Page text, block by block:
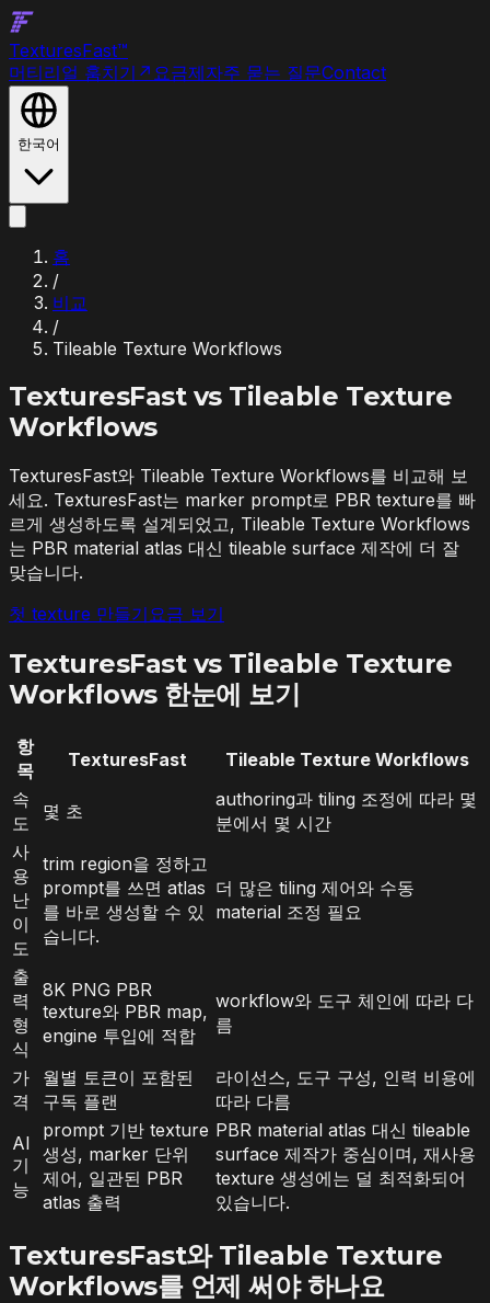
TexturesFast™
머티리얼 훔치기 ↗ 요금제자주 묻는 질문Contact
한국어
홈
/
비교
/
Tileable Texture Workflows
TexturesFast vs Tileable Texture
Workflows
TexturesFast와 Tileable Texture Workflows를 비교해 보
세요. TexturesFast는 marker prompt로 PBR texture를 빠
르게 생성하도록 설계되었고, Tileable Texture Workflows
는 PBR material atlas 대신 tileable surface 제작에 더 잘
맞습니다.
첫 texture 만들기 요금 보기
TexturesFast vs Tileable Texture
Workflows 한눈에 보기
항
목
TexturesFast
Tileable Texture Workflows
속
도
몇 초
authoring과 tiling 조정에 따라 몇
분에서 몇 시간
사
용
난
이
도
trim region을 정하고
prompt를 쓰면 atlas
를 바로 생성할 수 있
습니다.
더 많은 tiling 제어와 수동
material 조정 필요
출
력
형
식
8K PNG PBR
texture와 PBR map,
engine 투입에 적합
workflow와 도구 체인에 따라 다
름
가
격
월별 토큰이 포함된
구독 플랜
라이선스, 도구 구성, 인력 비용에
따라 다름
AI
기
능
prompt 기반 texture
생성, marker 단위
제어, 일관된 PBR
atlas 출력
PBR material atlas 대신 tileable
surface 제작가 중심이며, 재사용
texture 생성에는 덜 최적화되어
있습니다.
TexturesFast와 Tileable Texture
Workflows를 언제 써야 하나요